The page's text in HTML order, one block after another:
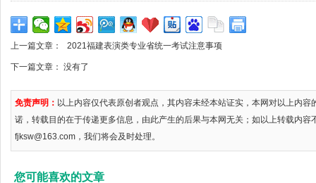
上一篇文章： 2021福建表演类专业省统一考试注意事项
下一篇文章： 没有了
免责声明： 以上内容仅代表原创者观点，其内容未经本站证实，本网对以上内
诺，转载目的在于传递更多信息，由此产生的后果与本网无关；如以上转载内容
fjksw@163.com，我们将会及时处理。
您可能喜欢的文章